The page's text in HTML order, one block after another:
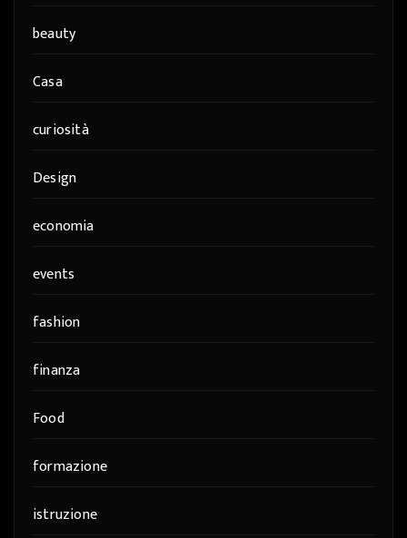
beauty
Casa
curiosità
Design
economia
events
fashion
finanza
Food
formazione
istruzione